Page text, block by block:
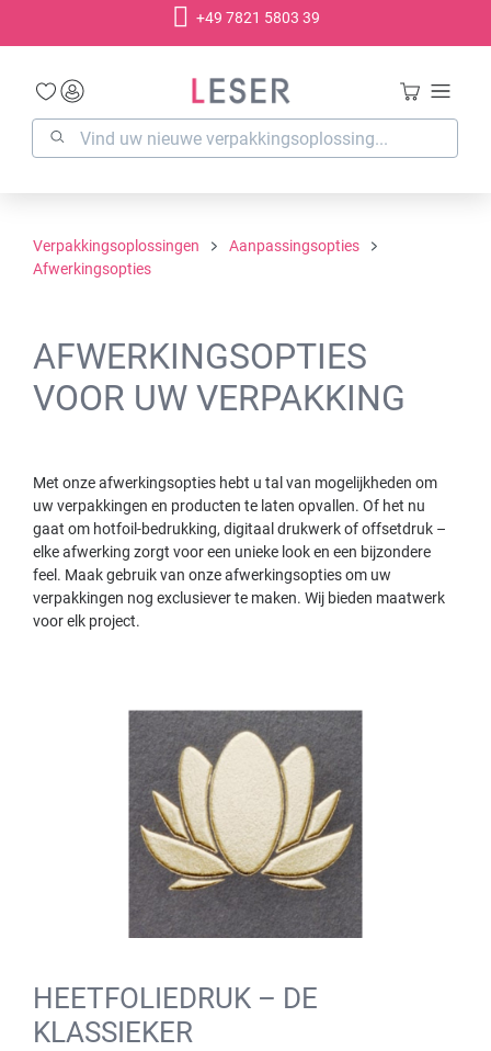
+49 7821 5803 39
Verpakkingsoplossingen
Aanpassingsopties
Afwerkingsopties
AFWERKINGSOPTIES
VOOR UW VERPAKKING
Met onze afwerkingsopties hebt u tal van mogelijkheden om
uw verpakkingen en producten te laten opvallen. Of het nu
gaat om hotfoil-bedrukking, digitaal drukwerk of offsetdruk –
elke afwerking zorgt voor een unieke look en een bijzondere
feel. Maak gebruik van onze afwerkingsopties om uw
verpakkingen nog exclusiever te maken. Wij bieden maatwerk
voor elk project.
HEETFOLIEDRUK – DE
KLASSIEKER